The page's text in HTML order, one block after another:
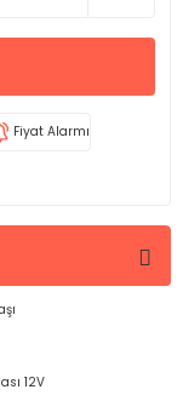
Fiyat Alarmı
12V